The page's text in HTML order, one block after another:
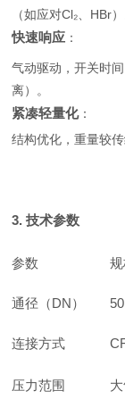
（如应对Cl₂、HBr）
快速响应 ：
气动驱动，开关时
离）。
紧凑轻量化：
结构优化，重量较
3. 技术参数
参数
通径（DN）
连接方式
压力范围